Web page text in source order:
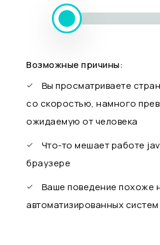
Возможные причины:
Вы просматриваете
со скоростью, намного
ожидаемую от человека
Что-то мешает работе
браузере
Ваше поведение похоже
автоматизированных систем